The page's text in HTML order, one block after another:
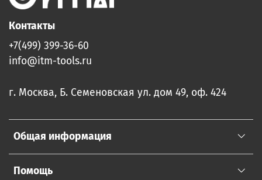
Общая информация
Помощь
Контакты
+7(499) 399-36-60
info@itm-tools.ru
г. Москва, Б. Семеновская ул. дом 49, оф. 424